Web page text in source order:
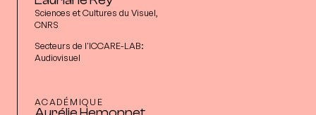
Sciences et Cultures du Visuel,
CNRS
Secteurs de l'ICCARE-LAB:
Audiovisuel
ACADÉMIQUE